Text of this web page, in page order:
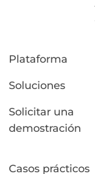
Plataforma
Soluciones
Solicitar una
demostración
Casos prácticos